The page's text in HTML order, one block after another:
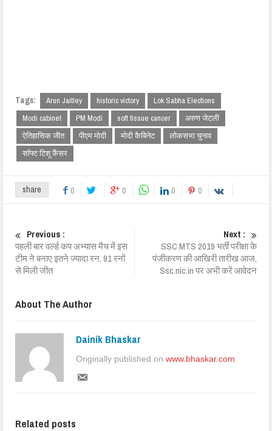
Tags: Arun Jaitley historic victory
Lok Sabha Elections
Modi cabinet
PM Modi soft tissue cancer
अरुण जेटली
ऐतिहासिक जीत
पीएम मोदी मोदी कैबिनेट
लोकसभा चुनाव
सॉफ्ट टिशू कैंसर
share 0 0 0 0
Previous :
पहली बार वर्ल्ड कप अभ्यास मैच में इस
टीम ने बनाए इतने ज्यादा रन, 91 रनों
से मिली जीत
Next :
SSC MTS 2019 भर्ती परीक्षा के
पंजीकरण की आखिरी तारीख आज,
Ssc.nic.in पर अभी करें आवेदन
About The Author
Dainik Bhaskar
Originally published onwww.bhaskar.com
Related posts